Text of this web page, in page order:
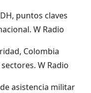
puntos claves
W Radio
Colombia
W Radio
asistencia militar